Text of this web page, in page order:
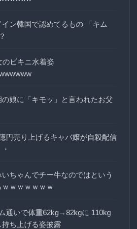
ン韓国で認めてるもの 「キム
のビキニ水着姿
の娘に「キモッ」と言われたお父
円売り上げるキャバ嬢が自殺配信
ちゃんでチー牛なのではという
ｗｗｗｗｗｗ
通いで体重62kg→82kgに 110kg
ち上げる姿披露